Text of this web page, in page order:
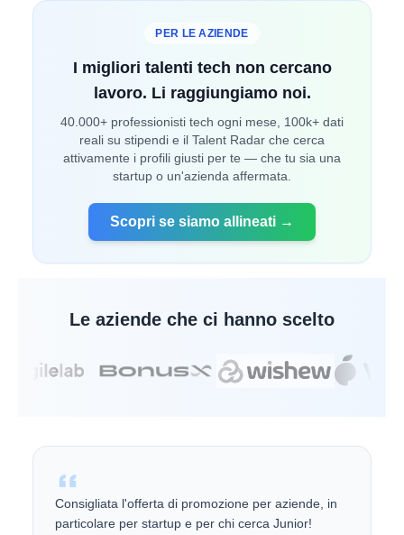
PER LE AZIENDE
I migliori talenti tech non cercano
lavoro. Li raggiungiamo noi.
40.000+ professionisti tech ogni mese, 100k+ dati
reali su stipendi e il Talent Radar che cerca
attivamente i profili giusti per te — che tu sia una
startup o un'azienda affermata.
Scopri se siamo allineati →
Le aziende che ci hanno scelto
Consigliata l'offerta di promozione per aziende, in
particolare per startup e per chi cerca Junior!